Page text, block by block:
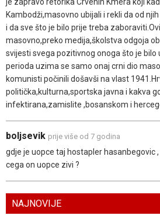
Kambodži,masovno ubijali i rekli da od
i da sve što je bilo prije treba
masovno,preko medija,školstva odgoja
svijesti svega pozitivnog onoga što je bilo
perioda uzima se samo onaj crni dio
komunisti počinili došavši na vlast
politička,kulturna,sportska javna i kakva
infektirana,zamislite ,bosanskom i
boljsevik prije više od 7 godina
gdje je uopce taj hostapler hasanbegovic
cega on uopce zivi ?
NAJNOVIJE